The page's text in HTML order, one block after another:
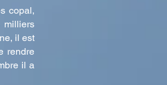
copal,
il est
rendre
il a